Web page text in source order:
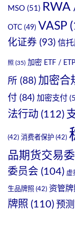
MSO (51)
OTC (49) VASP
化证券 (93) 信
照 (35) 加密 ETF / ETP
所 (88) 加密合
付 (84) 加密支付
法行动 (112)
(42) 消费者保护 (42)
品期货交易
委员会 (104) 虚
生品牌照 (42) 资管牌
牌照 (110) 预